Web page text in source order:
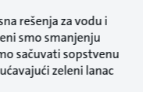
rešenja za vodu i
smo smanjenju
sačuvati sopstvenu
zeleni lanac